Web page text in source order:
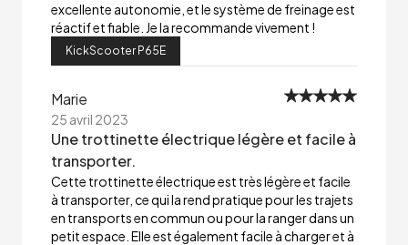
excellente autonomie, et le système de freinage est
réactif et fiable. Je la recommande vivement !
KickScooter P65E
Marie
25 avril 2023
Une trottinette électrique légère et facile à
transporter.
Cette trottinette électrique est très légère et facile
à transporter, ce qui la rend pratique pour les trajets
en transports en commun ou pour la ranger dans un
petit espace. Elle est également facile à charger et à